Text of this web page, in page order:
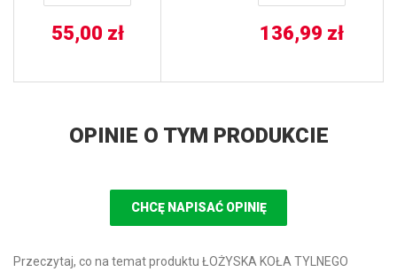
55,00 zł 136,99 zł
OPINIE O TYM PRODUKCIE
CHCĘ NAPISAĆ OPINIĘ
Przeczytaj, co na temat produktu ŁOŻYSKA KOŁA TYLNEGO